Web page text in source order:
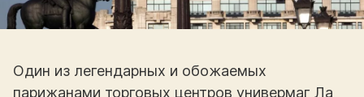
Один из легендарных и обожаемых
парижанами торговых центров универмаг Ла